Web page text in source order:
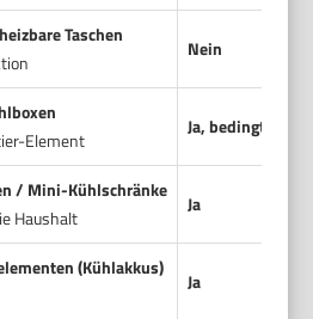
Taschen
Nein
Element
Ja, bedingt
/ Mini-Kühlschränke
Haushalt
Ja
(Kühlakkus)
Ja